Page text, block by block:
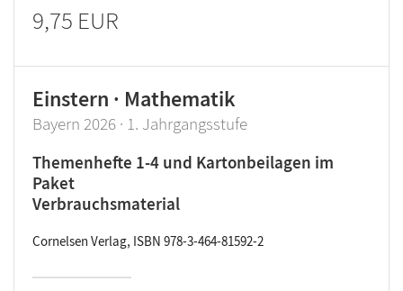
9,75 EUR
Einstern · Mathematik
Bayern 2026 · 1. Jahrgangsstufe
Themenhefte 1-4 und Kartonbeilagen im
Paket
Verbrauchsmaterial
Cornelsen Verlag, ISBN 978-3-464-81592-2